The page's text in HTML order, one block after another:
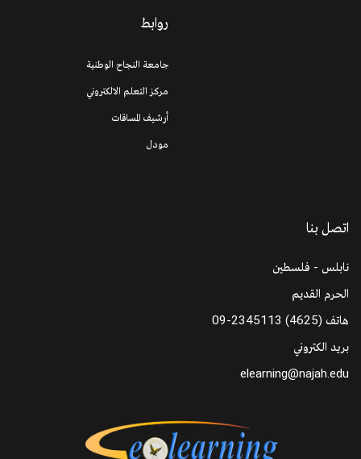
روابط
جامعة النجاح الوطنية
مركز التعلم الالكتروني
أرشيف المساقات
مودل
اتصل بنا
نابلس - فلسطين
الحرم القديم
هاتف 09-2345113 (4625)
بريد الكتروني
elearning@najah.edu